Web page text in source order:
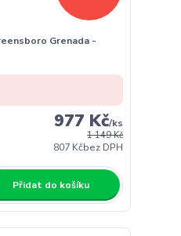
Grenada -
1 149 Kč
977 Kč/ks
807 Kčbez DPH
Přidat do košíku